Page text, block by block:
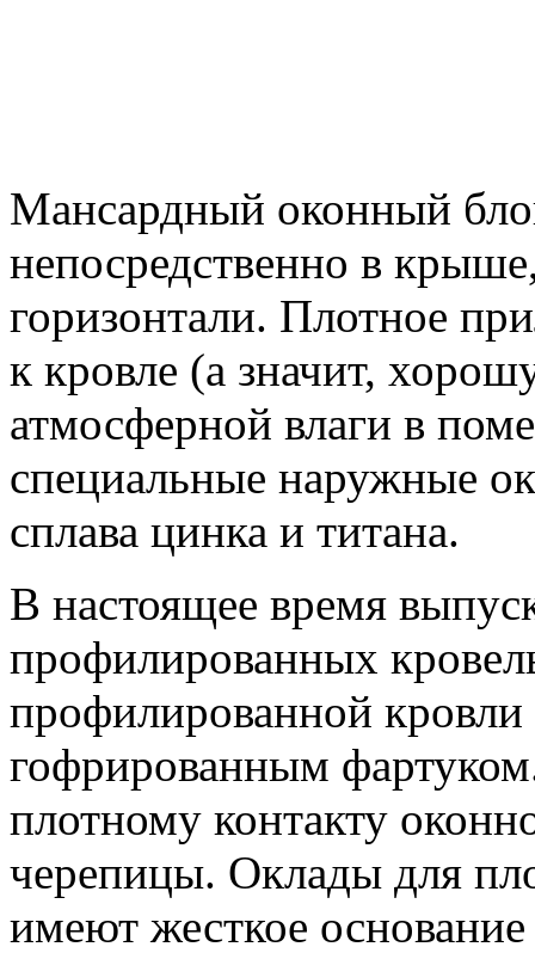
Мансардный оконный
непосредственно в
горизонтали. Плотное
к кровле (а значит,
атмосферной влаги в
специальные наружные
сплава цинка и титана.
В настоящее время
профилированных
профилированной
гофрированным
плотному контакту
черепицы. Оклады для
имеют жесткое